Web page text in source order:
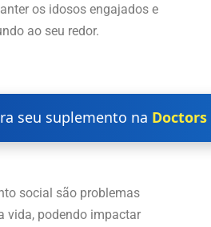
os idosos engajados e
ao seu redor.
seu suplemento na
social são problemas
vida, podendo impactar